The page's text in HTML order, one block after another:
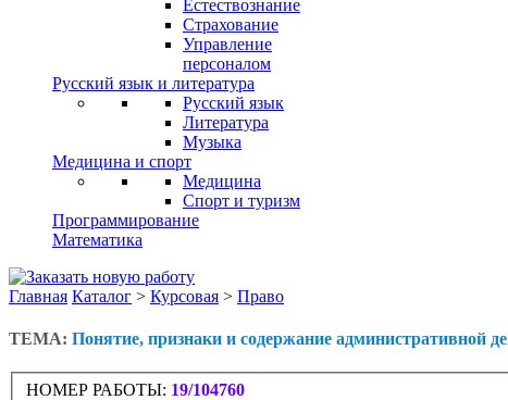
Естествознание
Страхование
Управление
персоналом
Русский язык и литература
Русский язык
Литература
Музыка
Медицина и спорт
Медицина
Спорт и туризм
Программирование
Математика
Главная Каталог > Курсовая > Право
ТЕМА: Понятие, признаки и содержание административной
НОМЕР РАБОТЫ: 19/104760